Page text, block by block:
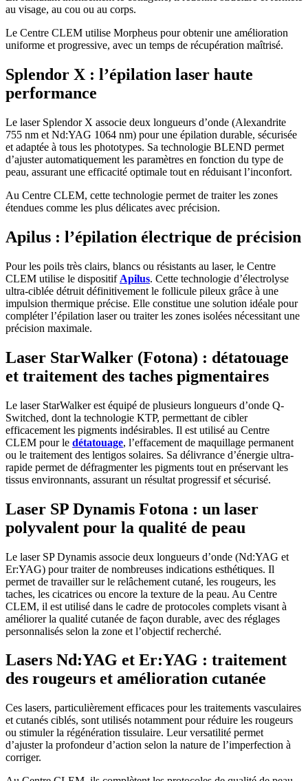
au visage, au cou ou au corps.
Le Centre CLEM utilise Morpheus pour obtenir une amélioration
uniforme et progressive, avec un temps de récupération maîtrisé.
Splendor X : l’épilation laser haute
performance
Le laser Splendor X associe deux longueurs d’onde (Alexandrite
755 nm et Nd:YAG 1064 nm) pour une épilation durable, sécurisée
et adaptée à tous les phototypes. Sa technologie BLEND permet
d’ajuster automatiquement les paramètres en fonction du type de
peau, assurant une efficacité optimale tout en réduisant l’inconfort.
Au Centre CLEM, cette technologie permet de traiter les zones
étendues comme les plus délicates avec précision.
Apilus : l’épilation électrique de précision
Pour les poils très clairs, blancs ou résistants au laser, le Centre
CLEM utilise le dispositif Apilus. Cette technologie d’électrolyse
ultra-ciblée détruit définitivement le follicule pileux grâce à une
impulsion thermique précise. Elle constitue une solution idéale pour
compléter l’épilation laser ou traiter les zones isolées nécessitant une
précision maximale.
Laser StarWalker (Fotona) : détatouage
et traitement des taches pigmentaires
Le laser StarWalker est équipé de plusieurs longueurs d’onde Q-
Switched, dont la technologie KTP, permettant de cibler
efficacement les pigments indésirables. Il est utilisé au Centre
CLEM pour le détatouage, l’effacement de maquillage permanent
ou le traitement des lentigos solaires. Sa délivrance d’énergie ultra-
rapide permet de défragmenter les pigments tout en préservant les
tissus environnants, assurant un résultat progressif et sécurisé.
Laser SP Dynamis Fotona : un laser
polyvalent pour la qualité de peau
Le laser SP Dynamis associe deux longueurs d’onde (Nd:YAG et
Er:YAG) pour traiter de nombreuses indications esthétiques. Il
permet de travailler sur le relâchement cutané, les rougeurs, les
taches, les cicatrices ou encore la texture de la peau. Au Centre
CLEM, il est utilisé dans le cadre de protocoles complets visant à
améliorer la qualité cutanée de façon durable, avec des réglages
personnalisés selon la zone et l’objectif recherché.
Lasers Nd:YAG et Er:YAG : traitement
des rougeurs et amélioration cutanée
Ces lasers, particulièrement efficaces pour les traitements vasculaires
et cutanés ciblés, sont utilisés notamment pour réduire les rougeurs
ou stimuler la régénération tissulaire. Leur versatilité permet
d’ajuster la profondeur d’action selon la nature de l’imperfection à
corriger.